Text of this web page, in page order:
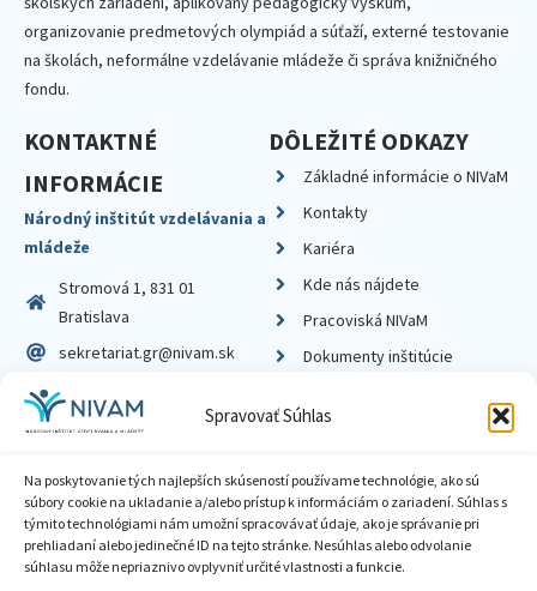
Spravovať Súhlas
Na poskytovanie tých najlepších skúseností používame technológie, ako sú
súbory cookie na ukladanie a/alebo prístup k informáciám o zariadení. Súhlas s
týmito technológiami nám umožní spracovávať údaje, ako je správanie pri
prehliadaní alebo jedinečné ID na tejto stránke. Nesúhlas alebo odvolanie
súhlasu môže nepriaznivo ovplyvniť určité vlastnosti a funkcie.
organizovanie predmetových olympiád a súťaží, externé testovanie
na školách, neformálne vzdelávanie mládeže či správa knižničného
fondu.
KONTAKTNÉ
INFORMÁCIE
Národný inštitút vzdelávania a
mládeže
Stromová 1, 831 01
Bratislava
sekretariat.gr@nivam.sk
IČO: 00164348
DIČ: 2020798714
DÔLEŽITÉ ODKAZY
Základné informácie o NIVaM
Kontakty
Kariéra
Kde nás nájdete
Pracoviská NIVaM
Dokumenty inštitúcie
Zásady ochrany súkromia